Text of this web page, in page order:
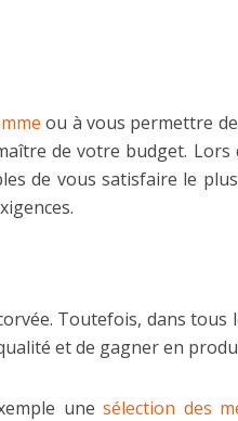
ou à vous permettre
de votre budget. Lors
de vous satisfaire le
Toutefois, dans tous
et de gagner en
unesélection des